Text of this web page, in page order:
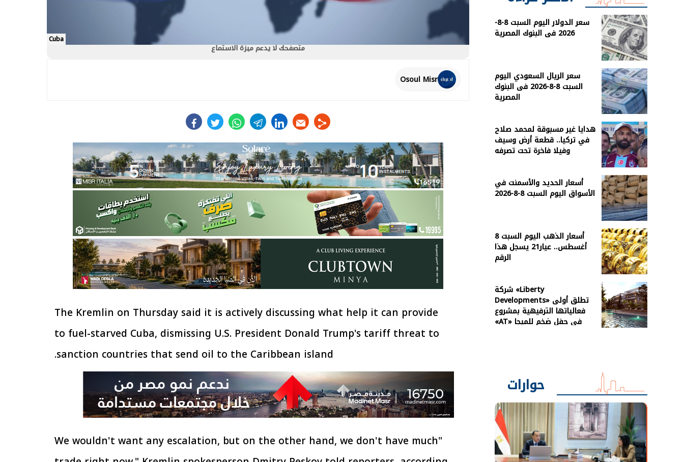
Cuba
متصفحك لا يدعم ميزة الاستماع
Osoul Misr
facebooktwitterwhatstelegramlinkedin
The Kremlin on Thursday said it is actively discussing what help it can provide
to fuel-starved Cuba, dismissing U.S. President Donald Trump's tariff threat to
sanction countries that send oil to the Caribbean island.
"We wouldn't want any escalation, but on the other hand, we don't have much
سعر الدولار اليوم السبت 8-8-
2026 فى البنوك المصرية
سعر الريال السعودي اليوم
السبت 8-8-2026 فى البنوك
المصرية
هدايا غير مسبوقة لمحمد صلاح
في تركيا.. قطعة أرض وسيف
وفيلا فاخرة تحت تصرفه
أسعار الحديد والأسمنت في
الأسواق اليوم السبت 8-8-2026
أسعار الذهب اليوم السبت 8
أغسطس.. عيار21 يسجل هذا
الرقم
شركة «Liberty
Developments» تطلق أولى
فعالياتها الترفيهية بمشروع
«AT» في حفل ضخم للميجا
حوارات